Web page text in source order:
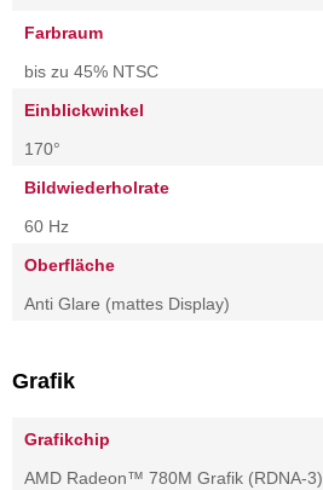
Farbraum
bis zu 45% NTSC
Einblickwinkel
170°
Bildwiederholrate
60 Hz
Oberfläche
Anti Glare (mattes Display)
Grafik
Grafikchip
AMD Radeon™ 780M Grafik (RDNA-3)